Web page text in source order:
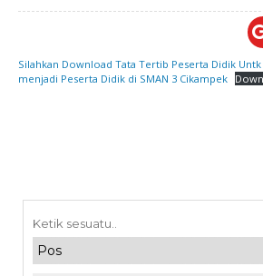
Silahkan Download Tata Tertib Peserta Didik Untk
menjadi Peserta Didik di SMAN 3 Cikampek